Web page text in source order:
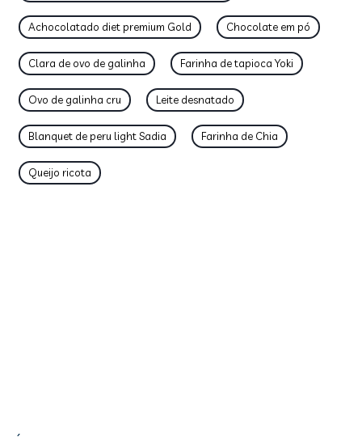
Achocolatado diet premium Gold Chocolate em pó
Clara de ovo de galinha Farinha de tapioca Yoki
Ovo de galinha cru Leite desnatado
Blanquet de peru light Sadia Farinha de Chia
Queijo ricota